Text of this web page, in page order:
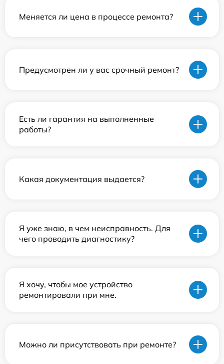
Меняется ли цена в процессе ремонта?
Предусмотрен ли у вас срочный ремонт?
Есть ли гарантия на выполненные
работы?
Какая документация выдается?
Я уже знаю, в чем неисправность. Для
чего проводить диагностику?
Я хочу, чтобы мое устройство
ремонтировали при мне.
Можно ли присутствовать при ремонте?